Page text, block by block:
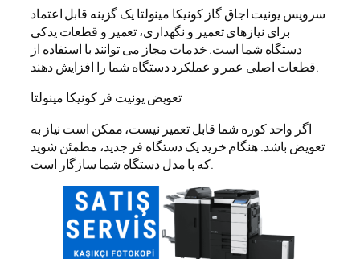
سرویس یونیت اجاق گاز کونیکا مینولتا یک گزینه قابل اعتماد
برای نیازهای تعمیر و نگهداری، تعمیر و قطعات یدکی
دستگاه شما است. خدمات مجاز می توانند با استفاده از
قطعات اصلی عمر و عملکرد دستگاه شما را افزایش دهند.
تعویض یونیت فر کونیکا مینولتا
اگر واحد کوره شما قابل تعمیر نیست، ممکن است نیاز به
تعویض باشد. هنگام خرید یک دستگاه فر جدید، مطمئن شوید
که با مدل دستگاه شما سازگار است.